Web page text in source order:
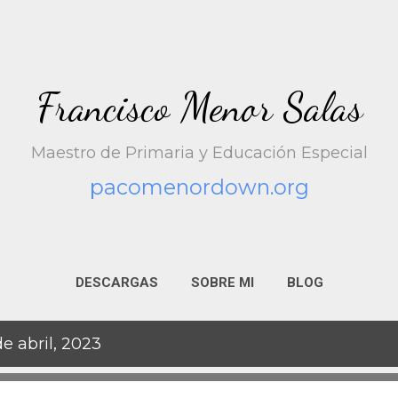
Francisco Menor Salas
Maestro de Primaria y Educación Especial
pacomenordown.org
DESCARGAS SOBRE MI BLOG
abril, 2023